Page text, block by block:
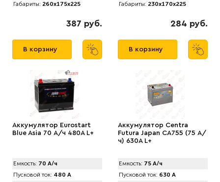
Габариты: 260x175x225
387 руб.
В корзину
Габариты: 230x170x225
284 руб.
В корзину
Аккумулятор Eurostart
Blue Asia 70 А/ч 480A L+
Емкость: 70 А/ч
Пусковой ток: 480 А
Аккумулятор Centra
Futura Japan CA755 (75 А/
ч) 630A L+
Емкость: 75 А/ч
Пусковой ток: 630 А